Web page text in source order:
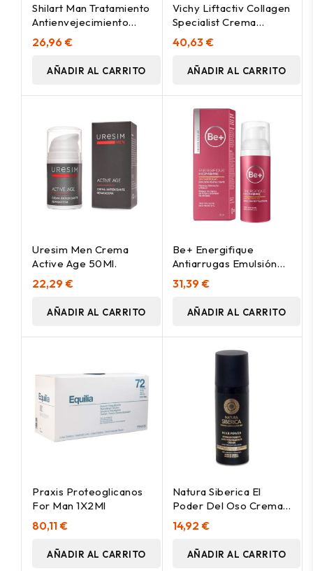
Shilart Man Tratamiento
Antienvejecimiento
120Ml.
26,96 €
AÑADIR AL CARRITO
Vichy Liftactiv Collagen
Specialist Crema
Antiarrugas De Noche
50Ml
40,63 €
AÑADIR AL CARRITO
Uresim Men Crema
Active Age 50Ml.
22,29 €
AÑADIR AL CARRITO
Be+ Energifique
Antiarrugas Emulsión
Hombre 50Ml
31,39 €
AÑADIR AL CARRITO
Praxis Proteoglicanos
For Man 1X2Ml
80,11 €
AÑADIR AL CARRITO
Natura Siberica El
Poder Del Oso Crema
Facial Antiarrugas 50Ml
14,92 €
AÑADIR AL CARRITO